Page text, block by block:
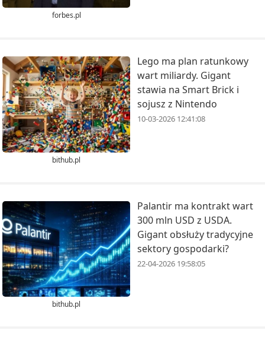
forbes.pl
bithub.pl
Lego ma plan ratunkowy
wart miliardy. Gigant
stawia na Smart Brick i
sojusz z Nintendo
10-03-2026 12:41:08
bithub.pl
Palantir ma kontrakt wart
300 mln USD z USDA.
Gigant obsłuży tradycyjne
sektory gospodarki?
22-04-2026 19:58:05